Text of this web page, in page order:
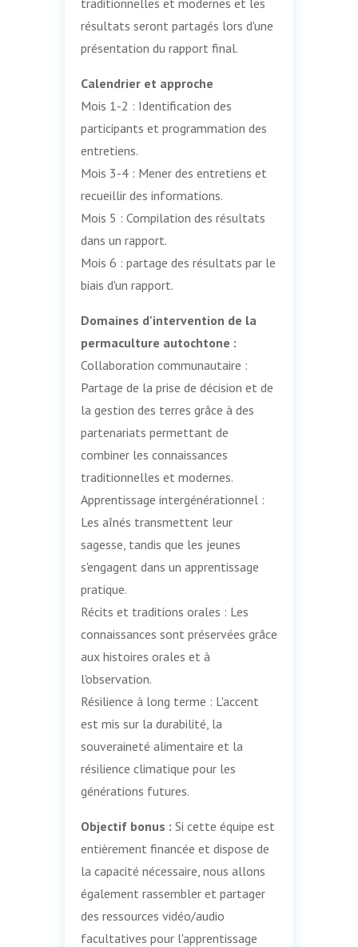
résultats seront partagés lors d'une
présentation du rapport final.
Calendrier et approche
Mois 1-2 : Identification des
participants et programmation des
entretiens.
Mois 3-4 : Mener des entretiens et
recueillir des informations.
Mois 5 : Compilation des résultats
dans un rapport.
Mois 6 : partage des résultats par le
biais d'un rapport.
Domaines d'intervention de la
permaculture autochtone :
Collaboration communautaire :
Partage de la prise de décision et de
la gestion des terres grâce à des
partenariats permettant de
combiner les connaissances
traditionnelles et modernes.
Apprentissage intergénérationnel :
Les aînés transmettent leur
sagesse, tandis que les jeunes
s'engagent dans un apprentissage
pratique.
Récits et traditions orales : Les
connaissances sont préservées grâce
aux histoires orales et à
l'observation.
Résilience à long terme : L'accent
est mis sur la durabilité, la
souveraineté alimentaire et la
résilience climatique pour les
générations futures.
Objectif bonus : Si cette équipe est
entièrement financée et dispose de
la capacité nécessaire, nous allons
également rassembler et partager
des ressources vidéo/audio
facultatives pour l'apprentissage